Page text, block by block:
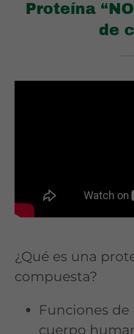
Proteína
de
¿Qué es una
compuesta?
Funciones de
cuerpo